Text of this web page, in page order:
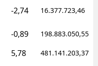
-2,74 16.377.723,46
-0,89 198.883.050,55
5,78 481.141.203,37